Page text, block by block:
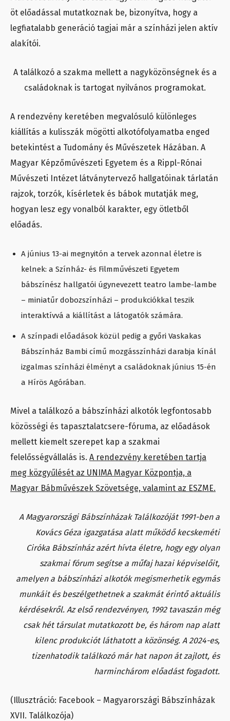
öt előadással mutatkoznak be, bizonyítva, hogy a
legfiatalabb generáció tagjai már a színházi jelen aktív
alakítói.
A találkozó a szakma mellett a nagyközönségnek és a
családoknak is tartogat nyilvános programokat.
A rendezvény keretében megvalósuló különleges
kiállítás a kulisszák mögötti alkotófolyamatba enged
betekintést a Tudomány és Művészetek Házában. A
Magyar Képzőművészeti Egyetem és a Rippl-Rónai
Művészeti Intézet látványtervező hallgatóinak tárlatán
rajzok, torzók, kísérletek és bábok mutatják meg,
hogyan lesz egy vonalból karakter, egy ötletből
előadás.
A június 13-ai megnyitón a tervek azonnal életre is
kelnek: a Színház- és Filmművészeti Egyetem
bábszínész hallgatói úgynevezett teatro lambe-lambe
– miniatűr dobozszínházi – produkciókkal teszik
interaktívvá a kiállítást a látogatók számára.
A színpadi előadások közül pedig a győri Vaskakas
Bábszínház Bambi című mozgásszínházi darabja kínál
izgalmas színházi élményt a családoknak június 15-én
a Hírös Agórában.
Mivel a találkozó a bábszínházi alkotók legfontosabb
közösségi és tapasztalatcsere-fóruma, az előadások
mellett kiemelt szerepet kap a szakmai
felelősségvállalás is. A rendezvény keretében tartja
meg közgyűlését az UNIMA Magyar Központja, a
Magyar Bábművészek Szövetsége, valamint az ESZME.
A Magyarországi Bábszínházak Találkozóját 1991-ben a
Kovács Géza igazgatása alatt működő kecskeméti
Ciróka Bábszínház azért hívta életre, hogy egy olyan
szakmai fórum segítse a műfaj hazai képviselőit,
amelyen a bábszínházi alkotók megismerhetik egymás
munkáit és beszélgethetnek a szakmát érintő aktuális
kérdésekről. Az első rendezvényen, 1992 tavaszán még
csak hét társulat mutatkozott be, és három nap alatt
kilenc produkciót láthatott a közönség. A 2024-es,
tizenhatodik találkozó már hat napon át zajlott, és
harminchárom előadást fogadott.
(Illusztráció: Facebook – Magyarországi Bábszínházak
XVII. Találkozója)